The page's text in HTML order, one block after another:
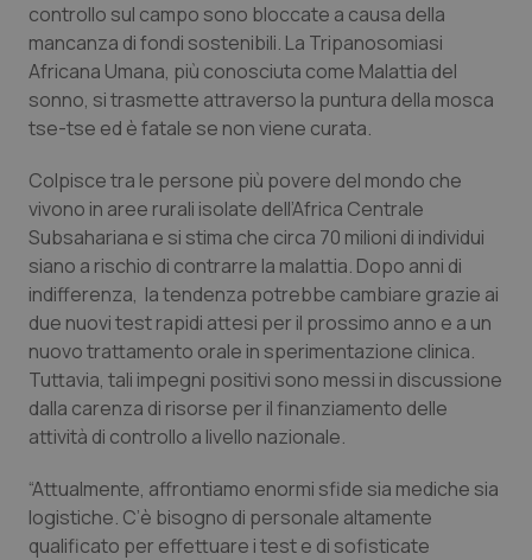
Calabria
Campania
Friuli Venezia Giulia
Lazio
Liguria
Lombardia
Molise
Asma & BPCO
Car-T
Dermatite Atopica
Diabete & glucometri
Disturbi dell’umore
Dolore
Epatiti
controllo sul campo sono bloccate a causa della
mancanza di fondi sostenibili. La Tripanosomiasi
Africana Umana, più conosciuta come Malattia del
sonno, si trasmette attraverso la puntura della mosca
tse-tse ed è fatale se non viene curata.
Colpisce tra le persone più povere del mondo che
vivono in aree rurali isolate dell’Africa Centrale
Subsahariana e si stima che circa 70 milioni di individui
siano a rischio di contrarre la malattia. Dopo anni di
indifferenza, la tendenza potrebbe cambiare grazie ai
due nuovi test rapidi attesi per il prossimo anno e a un
nuovo trattamento orale in sperimentazione clinica.
Tuttavia, tali impegni positivi sono messi in discussione
dalla carenza di risorse per il finanziamento delle
attività di controllo a livello nazionale.
“Attualmente, affrontiamo enormi sfide sia mediche sia
logistiche. C’è bisogno di personale altamente
qualificato per effettuare i test e di sofisticate